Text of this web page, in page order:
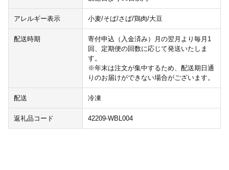
アレルギー表示 小麦/そば/さば/鶏肉/大豆
配送時期
寄付申込（入金済み）月の翌月より毎月1
回、定期便の回数に応じて発送いたしま
す。
※年末は注文が集中するため、配送期日通
りのお届けができない場合がございます。
配送 冷凍
返礼品コード 42209-WBL004